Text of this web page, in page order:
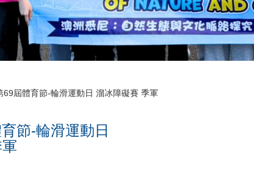
69屆體育節-輪滑運動日 溜冰障礙賽 季軍
節-輪滑運動日